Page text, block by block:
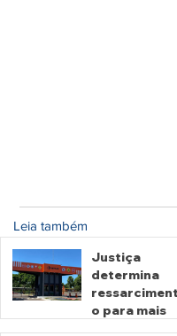
Leia também
Justiça
determina
ressarciment
o para mais